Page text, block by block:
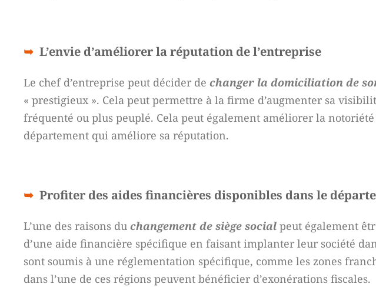
L’envie d’améliorer la réputation de l’entreprise
Le chef d’entreprise peut décider de changer la domiciliation de
« prestigieux ». Cela peut permettre à la firme d’augmenter sa
fréquenté ou plus peuplé. Cela peut également améliorer la
département qui améliore sa réputation.
Profiter des aides financières disponibles dans le
L’une des raisons du changement de siège social peut également
d’une aide financière spécifique en faisant implanter leur société
sont soumis à une réglementation spécifique, comme les zones
dans l’une de ces régions peuvent bénéficier d’exonérations fiscales.